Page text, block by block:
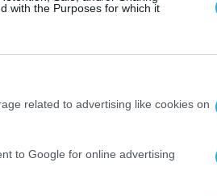
with the Purposes for which it
related to advertising like cookies on
to Google for online advertising